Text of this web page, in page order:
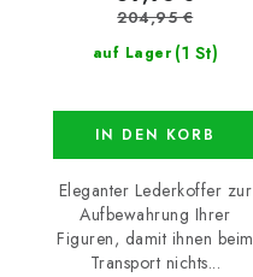
auf Lager (1 St)
204,95 €
IN DEN KORB
Eleganter Lederkoffer zur
Aufbewahrung Ihrer
Figuren, damit ihnen beim
Transport nichts...